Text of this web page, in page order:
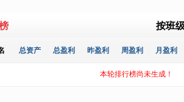
按班
总资产 总盈利 昨盈利 周盈利 月盈利
本轮排行榜尚未生成！